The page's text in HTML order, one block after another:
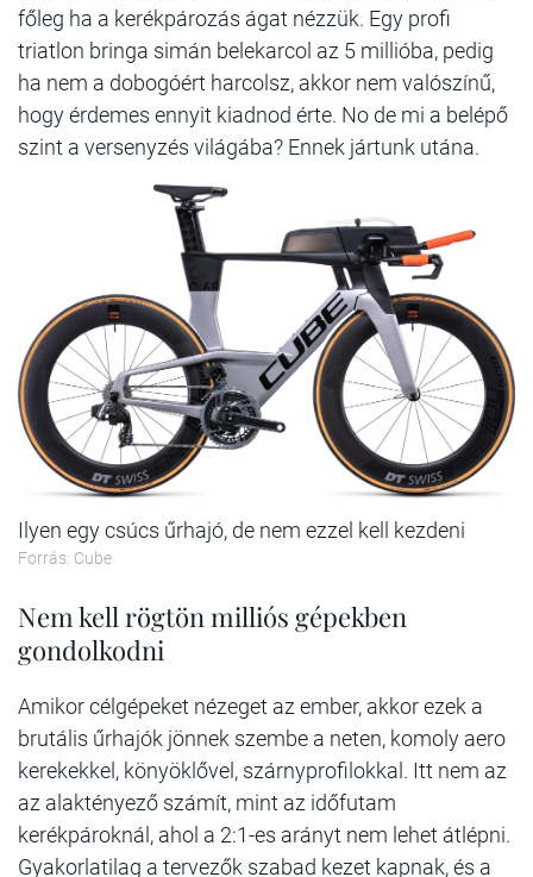
főleg ha a kerékpározás ágat nézzük. Egy profi
triatlon bringa simán belekarcol az 5 millióba, pedig
ha nem a dobogóért harcolsz, akkor nem valószínű,
hogy érdemes ennyit kiadnod érte. No de mi a belépő
szint a versenyzés világába? Ennek jártunk utána.
Ilyen egy csúcs űrhajó, de nem ezzel kell kezdeni
Forrás: Cube
Nem kell rögtön milliós gépekben
gondolkodni
Amikor célgépeket nézeget az ember, akkor ezek a
brutális űrhajók jönnek szembe a neten, komoly aero
kerekekkel, könyöklővel, szárnyprofilokkal. Itt nem az
az alaktényező számít, mint az időfutam
kerékpároknál, ahol a 2:1-es arányt nem lehet átlépni.
Gyakorlatilag a tervezők szabad kezet kapnak, és a